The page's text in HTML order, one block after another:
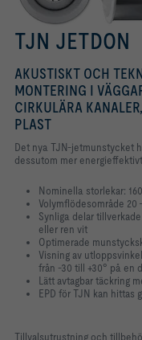
TJN JETDON
AKUSTISKT OCH
MONTERING I
CIRKULÄRA
PLAST
Det nya TJN-jetmunstycket
dessutom mer energieffektivt
Nominella storlekar:
Volymflödesområde
Synliga delar
eller ren vit
Optimerade
Visning av
från -30 till +30° på en
Lätt avtagbar täckring
EPD för TJN kan hittas
Tillvalsutrustning och